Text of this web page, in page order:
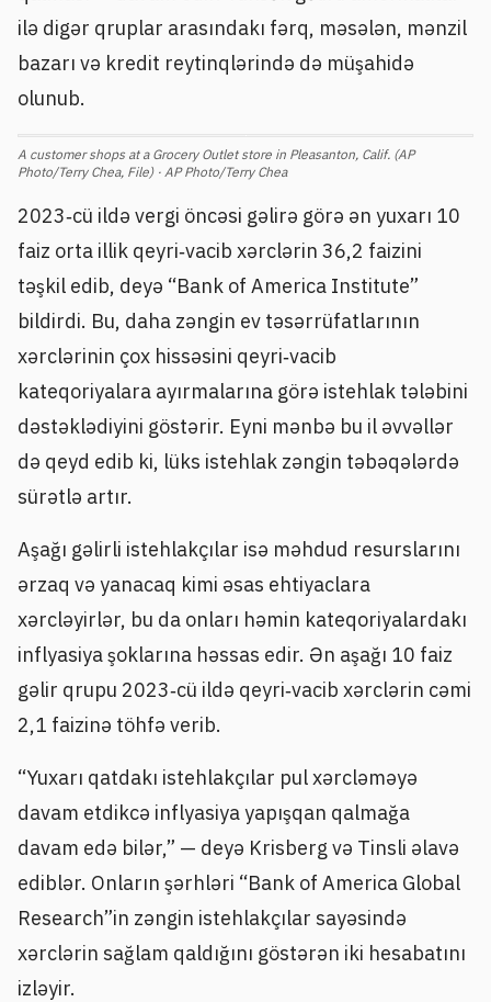
ilə digər qruplar arasındakı fərq, məsələn, mənzil
bazarı və kredit reytinqlərində də müşahidə
olunub.
A customer shops at a Grocery Outlet store in Pleasanton, Calif. (AP
Photo/Terry Chea, File) · AP Photo/Terry Chea
2023‑cü ildə vergi öncəsi gəlirə görə ən yuxarı 10
faiz orta illik qeyri‑vacib xərclərin 36,2 faizini
təşkil edib, deyə “Bank of America Institute”
bildirdi. Bu, daha zəngin ev təsərrüfatlarının
xərclərinin çox hissəsini qeyri‑vacib
kateqoriyalara ayırmalarına görə istehlak tələbini
dəstəklədiyini göstərir. Eyni mənbə bu il əvvəllər
də qeyd edib ki, lüks istehlak zəngin təbəqələrdə
sürətlə artır.
Aşağı gəlirli istehlakçılar isə məhdud resurslarını
ərzaq və yanacaq kimi əsas ehtiyaclara
xərcləyirlər, bu da onları həmin kateqoriyalardakı
inflyasiya şoklarına həssas edir. Ən aşağı 10 faiz
gəlir qrupu 2023‑cü ildə qeyri‑vacib xərclərin cəmi
2,1 faizinə töhfə verib.
“Yuxarı qatdakı istehlakçılar pul xərcləməyə
davam etdikcə inflyasiya yapışqan qalmağa
davam edə bilər,” — deyə Krisberg və Tinsli əlavə
ediblər. Onların şərhləri “Bank of America Global
Research”in zəngin istehlakçılar sayəsində
xərclərin sağlam qaldığını göstərən iki hesabatını
izləyir.